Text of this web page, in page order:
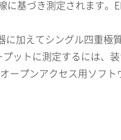
基づき測定されます。
加えてシングル四重極
ットに測定するには、
ープンアクセス用ソフ